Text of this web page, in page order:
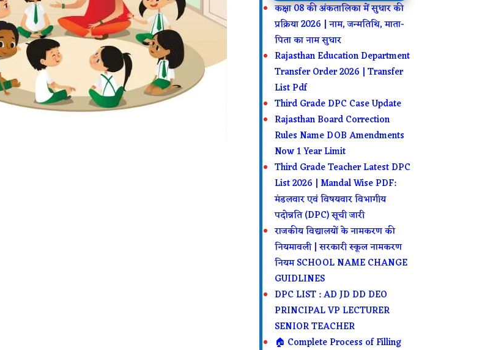
कक्षा 08 की अंकतालिका में सुधार की
प्रक्रिया 2026 | नाम, जन्मतिथि, माता-
पिता का नाम सुधार
Rajasthan Education Department
Transfer Order 2026 | Transfer
List Pdf
Third Grade DPC Case Update
Rajasthan Board Correction
Rules Name DOB Amendments
Now 1 Year Limit
Third Grade Teacher Latest DPC
List 2026 | Mandal Wise PDF:
मंडलवार एवं विषयवार विभागीय
पदोन्नति (DPC) सूची जारी
राजकीय विद्यालयों के नामकरण की
नियमावली | सरकारी स्कूल नामकरण
नियम SCHOOL NAME CHANGE
GUIDLINES
DPC LIST : AD JD DD DEO
PRINCIPAL VP LECTURER
SENIOR TEACHER
🏠 Complete Process of Filling